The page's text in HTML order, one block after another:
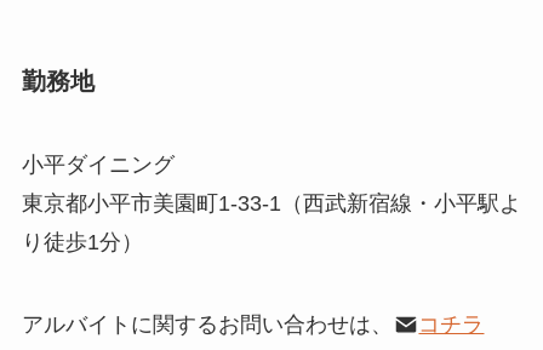
勤務地
小平ダイニング
東京都小平市美園町1-33-1（西武新宿線・小平駅よ
り徒歩1分）
アルバイトに関するお問い合わせは、
コチラ